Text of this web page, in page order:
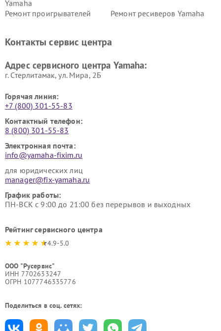
Yamaha
Ремонт проигрывателей
Ремонт ресиверов Yamaha
Yamaha
Yamaha
Контакты сервис центра
Адрес сервисного центра Yamaha:
г. Стерлитамак, ул. Мира, 2Б
Горячая линия:
+7 (800) 301-55-83
Контактный телефон:
8 (800) 301-55-83
Электронная почта:
info@yamaha-fixim.ru
для юридических лиц
manager@fix-yamaha.ru
График работы:
ПН-ВСК с 9:00 до 21:00 без перерывов и выходных
Рейтинг сервисного центра
4.9-5.0
ООО "Русервис"
ИНН 7702633247
ОГРН 1077746335776
Поделиться в соц. сетях: